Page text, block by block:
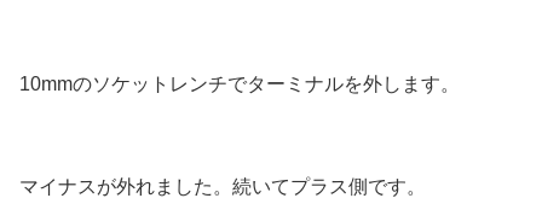
10mmのソケットレンチでターミナルを外します。
マイナスが外れました。続いてプラス側です。